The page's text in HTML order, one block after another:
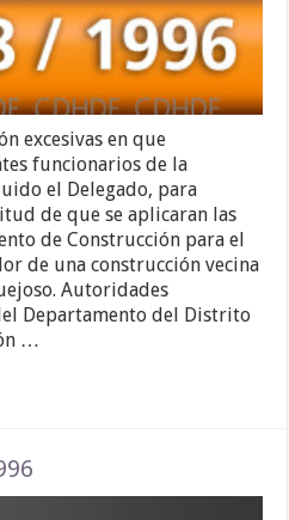
excesivas en que
funcionarios de la
el Delegado, para
de que se aplicaran las
de Construcción para el
de una construcción vecina
Autoridades
Departamento del Distrito
…